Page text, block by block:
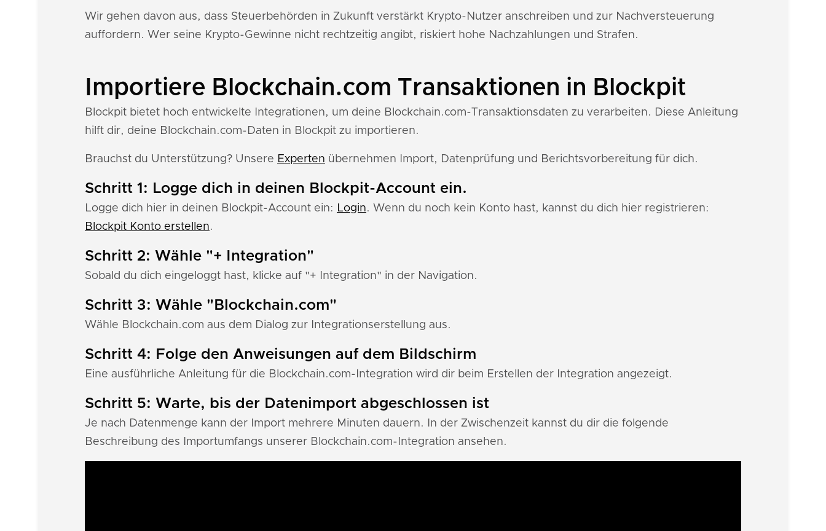
Wir gehen davon aus, dass Steuerbehörden in Zukunft verstärkt Krypto-Nutzer anschreiben und zur Nachversteuerung
auffordern. Wer seine Krypto-Gewinne nicht rechtzeitig angibt, riskiert hohe Nachzahlungen und Strafen.
Importiere Blockchain.com Transaktionen in Blockpit
Blockpit bietet hoch entwickelte Integrationen, um deine Blockchain.com-Transaktionsdaten zu verarbeiten. Diese Anleitung
hilft dir, deine Blockchain.com-Daten in Blockpit zu importieren.
Brauchst du Unterstützung? Unsere Experten übernehmen Import, Datenprüfung und Berichtsvorbereitung für dich.
Schritt 1: Logge dich in deinen Blockpit-Account ein.
Logge dich hier in deinen Blockpit-Account ein: Login. Wenn du noch kein Konto hast, kannst du dich hier registrieren:
Blockpit Konto erstellen.
Schritt 2: Wähle "+ Integration"
Sobald du dich eingeloggt hast, klicke auf "+ Integration" in der Navigation.
Schritt 3: Wähle "Blockchain.com"
Wähle Blockchain.com aus dem Dialog zur Integrationserstellung aus.
Schritt 4: Folge den Anweisungen auf dem Bildschirm
Eine ausführliche Anleitung für die Blockchain.com-Integration wird dir beim Erstellen der Integration angezeigt.
Schritt 5: Warte, bis der Datenimport abgeschlossen ist
Je nach Datenmenge kann der Import mehrere Minuten dauern. In der Zwischenzeit kannst du dir die folgende
Beschreibung des Importumfangs unserer Blockchain.com-Integration ansehen.